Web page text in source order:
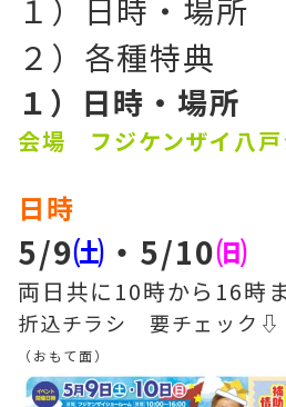
１）日時・場所
２）各種特典
１）日時・場所
会場 フジケンザイ八戸
日時
5/9㈯ ・5/10㈰
両日共に10時から16時
折込チラシ 要チェック⇩
（おもて面）